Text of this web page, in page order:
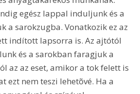
egész lappal induljunk és a
a sarokzugba. Vonatkozik ez az
indított lapsorra is. Az ajtótól
és a sarokban faragjuk a
az az eset, amikor a tok felett is
ezt nem teszi lehetõvé. Ha a